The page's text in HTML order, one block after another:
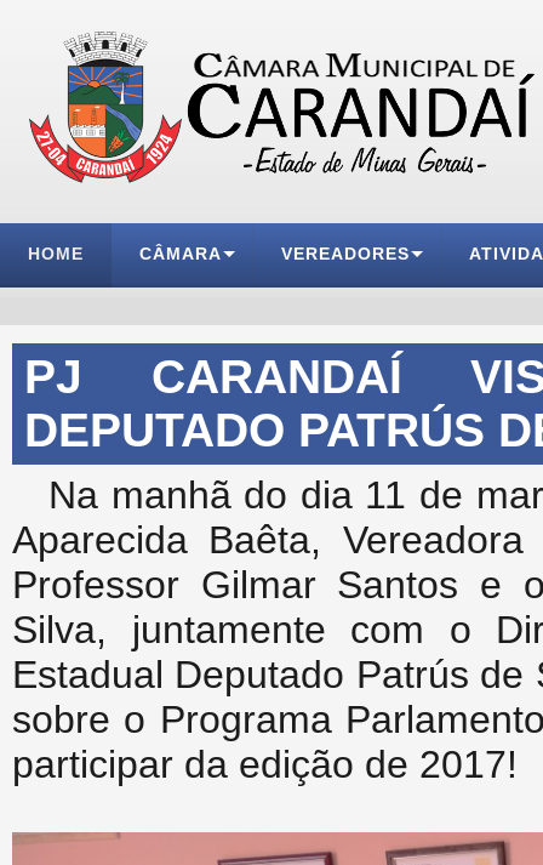
HOME CÂMARA VEREADORES
PJ CARANDAÍ
DEPUTADO PATRÚS
Na manhã do dia 11 de
Aparecida Baêta,
Professor Gilmar Santos e
Silva, juntamente com o
Estadual Deputado Patrús
sobre o Programa
participar da edição de 2017!